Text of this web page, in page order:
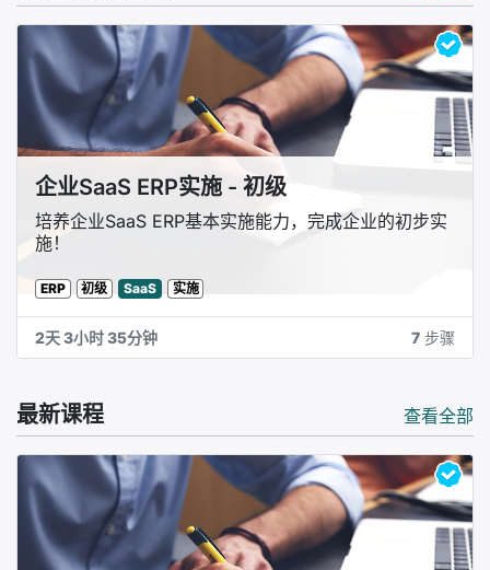
企业SaaS ERP实施 - 初级
培养企业SaaS ERP基本实施能力，完成企业的初步实
施！
ERP 初级 SaaS 实施
2天 3小时 35分钟 7 步骤
查看全部
最新课程